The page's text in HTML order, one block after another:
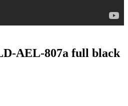
AEL-807a full black